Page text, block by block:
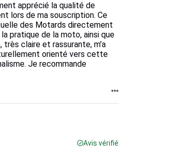
apprécié la qualité de
lors de ma souscription. Ce
des Motards directement
pratique de la moto, ainsi que
claire et rassurante, m'a
orienté vers cette
Je recommande
Avis vérifié